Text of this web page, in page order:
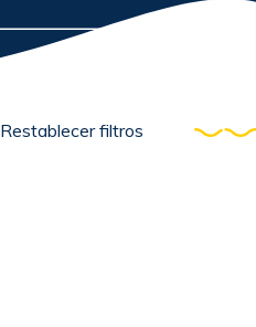
Restablecer filtros